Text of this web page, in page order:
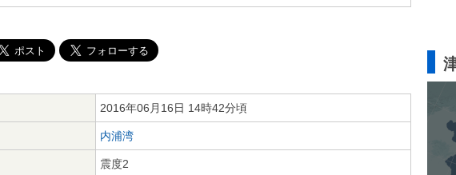
2016年06月16日 14時42分頃
内浦湾
震度2